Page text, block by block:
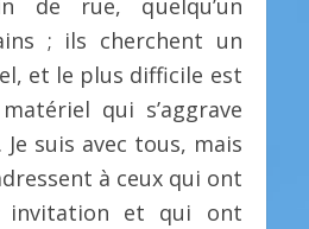
de rue, quelqu’un
; ils cherchent un
et le plus difficile est
qui s’aggrave
suis avec tous, mais
à ceux qui ont
invitation et qui ont